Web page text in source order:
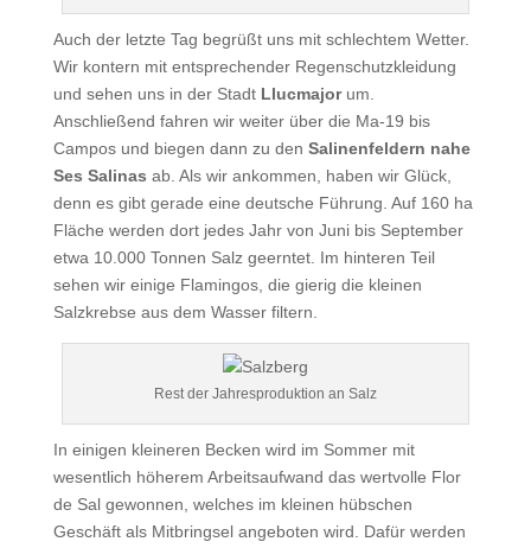
Auch der letzte Tag begrüßt uns mit schlechtem Wetter.
Wir kontern mit entsprechender Regenschutzkleidung
und sehen uns in der Stadt Llucmajorum.
Anschließend fahren wir weiter über die Ma-19 bis
Campos und biegen dann zu den Salinenfeldern nahe
Ses Salinas ab. Als wir ankommen, haben wir Glück,
denn es gibt gerade eine deutsche Führung. Auf 160 ha
Fläche werden dort jedes Jahr von Juni bis September
etwa 10.000 Tonnen Salz geerntet. Im hinteren Teil
sehen wir einige Flamingos, die gierig die kleinen
Salzkrebse aus dem Wasser filtern.
Rest der Jahresproduktion an Salz
In einigen kleineren Becken wird im Sommer mit
wesentlich höherem Arbeitsaufwand das wertvolle Flor
de Sal gewonnen, welches im kleinen hübschen
Geschäft als Mitbringsel angeboten wird. Dafür werden